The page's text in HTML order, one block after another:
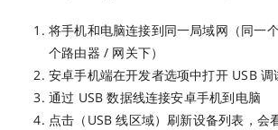
将手机和电脑连接到同一局域网（同一
个路由器 / 网关下）
安卓手机端在开发者选项中打开 USB 调
通过 USB 数据线连接安卓手机到电脑
点击（USB 线区域）刷新设备列表，会